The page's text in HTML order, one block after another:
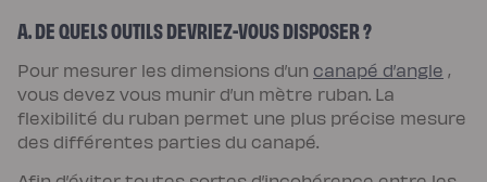
coffre
Lit
bois
Lit
électrique
Lit
boxspring
Couettes
oreillers
A. DE QUELS OUTILS DEVRIEZ-VOUS DISPOSER ?
Pour mesurer les dimensions d’un canapé d’angle ,
vous devez vous munir d’un mètre ruban. La
flexibilité du ruban permet une plus précise mesure
des différentes parties du canapé.